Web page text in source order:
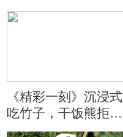
儿
《精彩一刻》沉浸式
吃竹子，干饭熊拒绝
分心